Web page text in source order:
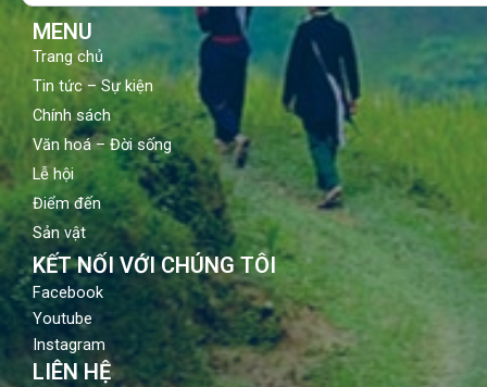
MENU
Trang chủ
Tin tức – Sự kiện
Chính sách
Văn hoá – Đời sống
Lễ hội
Điểm đến
Sản vật
KẾT NỐI VỚI CHÚNG TÔI
Facebook
Youtube
Instagram
LIÊN HỆ